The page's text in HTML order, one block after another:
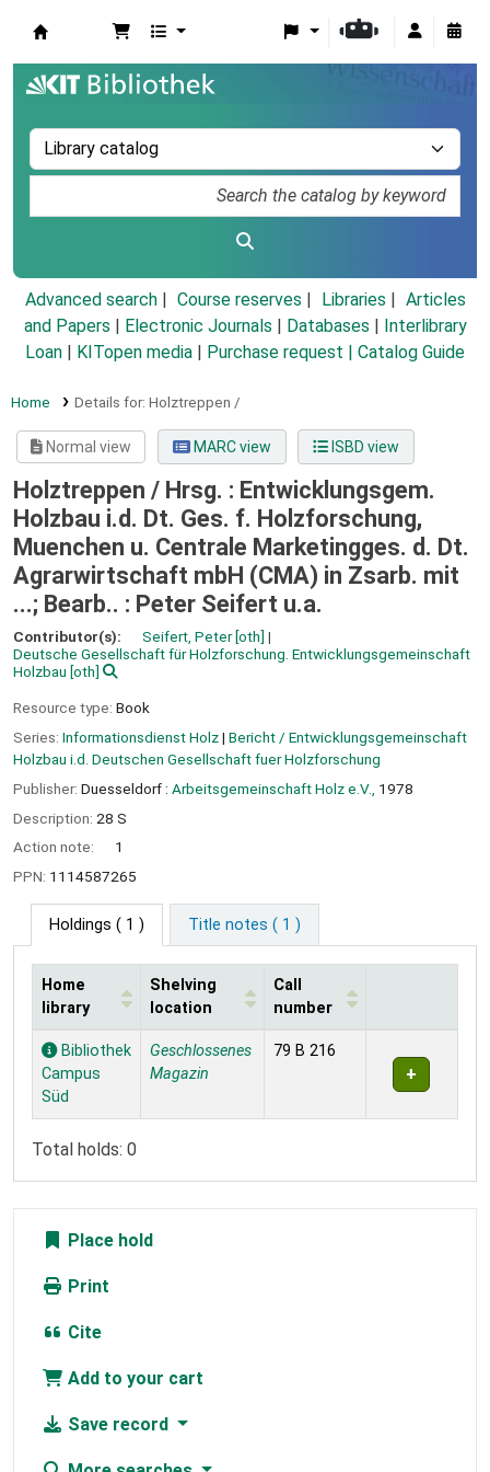
Advanced search Course reserves Libraries
Articles
and Papers
Electronic Journals Databases
Interlibrary
Loan
KITopen media Purchase request | Catalog Guide
Home Details for: Holztreppen /
Normal view MARC view ISBD view
Holztreppen / Hrsg. : Entwicklungsgem.
Holzbau i.d. Dt. Ges. f. Holzforschung,
Muenchen u. Centrale Marketingges. d. Dt.
Agrarwirtschaft mbH (CMA) in Zsarb. mit
...; Bearb.. : Peter Seifert u.a.
Contributor(s): Seifert, Peter[oth]
Deutsche Gesellschaft für Holzforschung. Entwicklungsgemeinschaft
Holzbau [oth]
Resource type: Book
Series: Informationsdienst Holz| Bericht / Entwicklungsgemeinschaft
Holzbau i.d. Deutschen Gesellschaft fuer Holzforschung
Publisher: Duesseldorf : Arbeitsgemeinschaft Holz e.V., 1978
Description: 28 S
Action note:
1
PPN: 1114587265
Holdings ( 1 ) Title notes ( 1 )
Holdings
Home
library
Shelving
location
Call
number
Bibliothek
Campus
Süd
Geschlossenes
Magazin
79 B 216
Total holds: 0
Place hold
Print
Cite
Add to your cart
Save record